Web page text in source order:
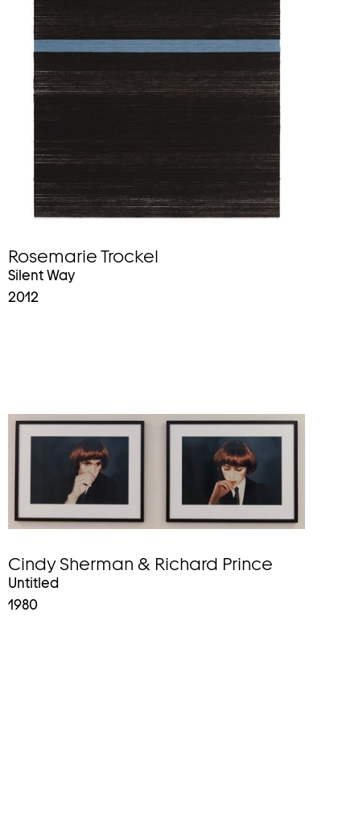
Rosemarie Trockel
Silent Way
2012
Cindy Sherman & Richard Prince
Untitled
1980